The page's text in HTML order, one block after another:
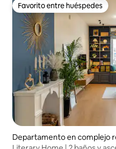
Favorito entre huéspedes
Favorito entre huéspedes
Departamento en complejo
oàn Kiếm